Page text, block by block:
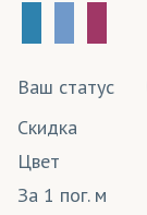
Ваш статус
Скидка
Цвет
За 1 пог. м